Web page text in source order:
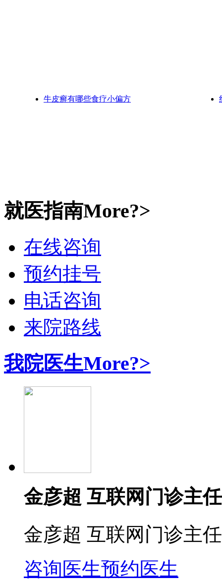
牛皮癣有哪些食疗小偏方
就医指南More?>
在线咨询
预约挂号
电话咨询
来院路线
我院医生More?>
金彦超 互联网门诊主任
金彦超 互联网门诊主
咨询医生预约医生